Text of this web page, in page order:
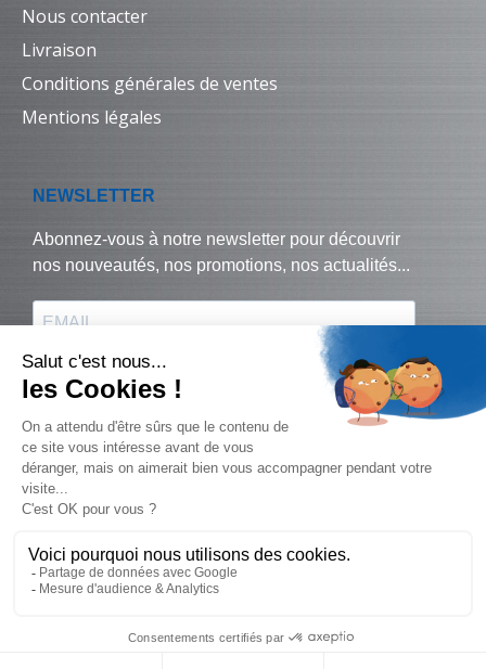
Nous contacter
Livraison
Conditions générales de ventes
Mentions légales
© Biralux – tous droits réservés - 2024